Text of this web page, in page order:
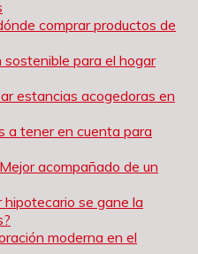
comprar productos de
para el hogar
estancias acogedoras en
a tener en cuenta para
acompañado de un
hipotecario se gane la
moderna en el